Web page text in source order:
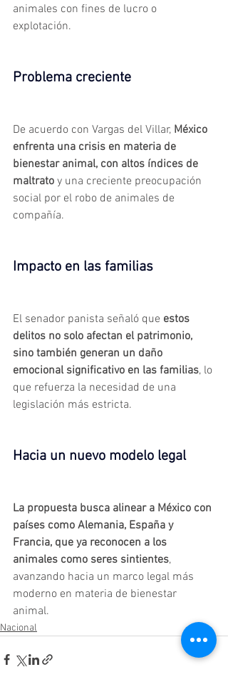
animales con fines de lucro o
explotación.
Problema creciente
De acuerdo con Vargas del Villar, México
enfrenta una crisis en materia de
bienestar animal, con altos índices de
maltrato y una creciente preocupación
social por el robo de animales de
compañía.
Impacto en las familias
El senador panista señaló que estos
delitos no solo afectan el patrimonio,
sino también generan un daño
emocional significativo en las familias, lo
que refuerza la necesidad de una
legislación más estricta.
Hacia un nuevo modelo legal
La propuesta busca alinear a México con
países como Alemania, España y
Francia, que ya reconocen a los
animales como seres sintientes,
avanzando hacia un marco legal más
moderno en materia de bienestar
animal.
Nacional